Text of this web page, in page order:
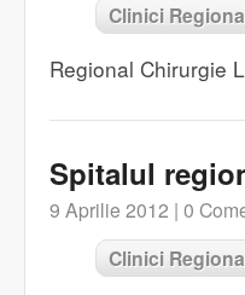
Clinici
Regional Chirurgie
Spitalul
9 Aprilie 2012 | 0
Clinici